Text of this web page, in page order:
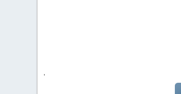
'